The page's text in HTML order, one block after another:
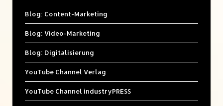
Blog: Content-Marketing
Blog: Video-Marketing
Blog: Digitalisierung
YouTube Channel Verlag
YouTube Channel industryPRESS